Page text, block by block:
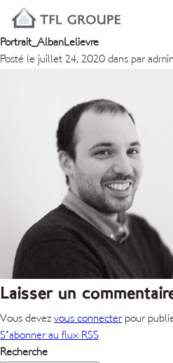
Portrait_AlbanLelievre
Posté le juillet 24, 2020 dans par
Laisser un
Vous devez vous connecterpour
S'abonner au flux RSS
Recherche